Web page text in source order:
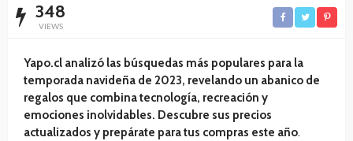
348
VIEWS
Yapo.cl analizó las búsquedas más populares para la
temporada navideña de 2023, revelando un abanico de
regalos que combina tecnología, recreación y
emociones inolvidables. Descubre sus precios
actualizados y prepárate para tus compras este año.